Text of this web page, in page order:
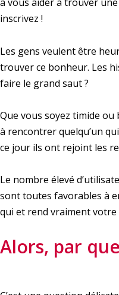
à vous aider à trouver
inscrivez !
Les gens veulent être
trouver ce bonheur. Les
faire le grand saut ?
Que vous soyez timide
à rencontrer quelqu’un
ce jour ils ont rejoint les
Le nombre élevé
sont toutes favorables à
qui et rend vraiment
Alors, par